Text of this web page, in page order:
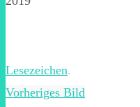
Lesezeichen.
Vorheriges Bild